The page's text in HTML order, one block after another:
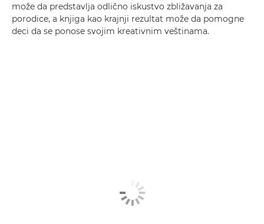
može da predstavlja odlično iskustvo zbližavanja za
porodice, a knjiga kao krajnji rezultat može da pomogne
deci da se ponose svojim kreativnim veštinama.